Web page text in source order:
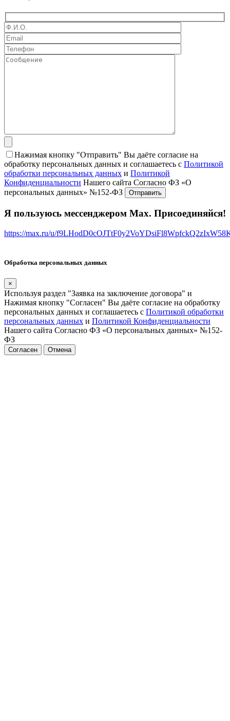
Нажимая кнопку "Отправить" Вы даёте согласие на
обработку персональных данных и соглашаетесь с Политикой
обработки персональных данных и Политикой
Конфиденциальности Нашего сайта Согласно ФЗ «О
персональных данных» №152-ФЗ
Я пользуюсь мессенджером Max. Присоединяйся!
https://max.ru/u/
Обработка персональных данных
×
Используя раздел "Заявка на заключение договора" и
Нажимая кнопку "Согласен" Вы даёте согласие на обработку
персональных данных и соглашаетесь с Политикой обработки
персональных данных и Политикой Конфиденциальности
Нашего сайта Согласно ФЗ «О персональных данных» №152-
ФЗ
Согласен Отмена